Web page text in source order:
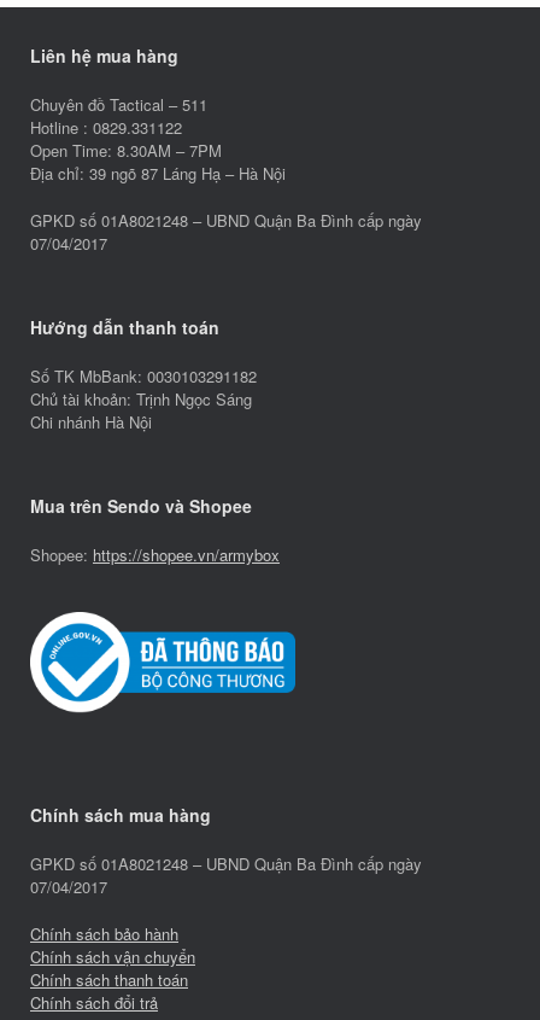
Liên hệ mua hàng
Chuyên đồ Tactical – 511
Hotline : 0829.331122
Open Time: 8.30AM – 7PM
Địa chỉ: 39 ngõ 87 Láng Hạ – Hà Nội
GPKD số 01A8021248 – UBND Quận Ba Đình cấp ngày
07/04/2017
Hướng dẫn thanh toán
Số TK MbBank: 0030103291182
Chủ tài khoản: Trịnh Ngọc Sáng
Chi nhánh Hà Nội
Mua trên Sendo và Shopee
Shopee: https://shopee.vn/armybox
Chính sách mua hàng
GPKD số 01A8021248 – UBND Quận Ba Đình cấp ngày
07/04/2017
Chính sách bảo hành
Chính sách vận chuyển
Chính sách thanh toán
Chính sách đổi trả